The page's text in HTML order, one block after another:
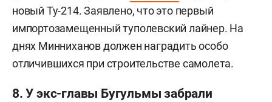
новый Ту-214. Заявлено, что это первый
импортозамещенный туполевский лайнер. На
днях Минниханов должен наградить особо
отличившихся при строительстве самолета.
8. У экс-главы Бугульмы забрали